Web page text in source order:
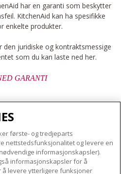
har en garanti som beskytter
KitchenAid kan ha spesifikke
enkelte produkter.
den juridiske og kontraktsmessige
som du kan laste ned her.
GARANTI
første- og tredjeparts
nettstedsfunksjonalitet og levere en
informasjonskapsler).
informasjonskapsler for å
levere ytterligere funksjoner